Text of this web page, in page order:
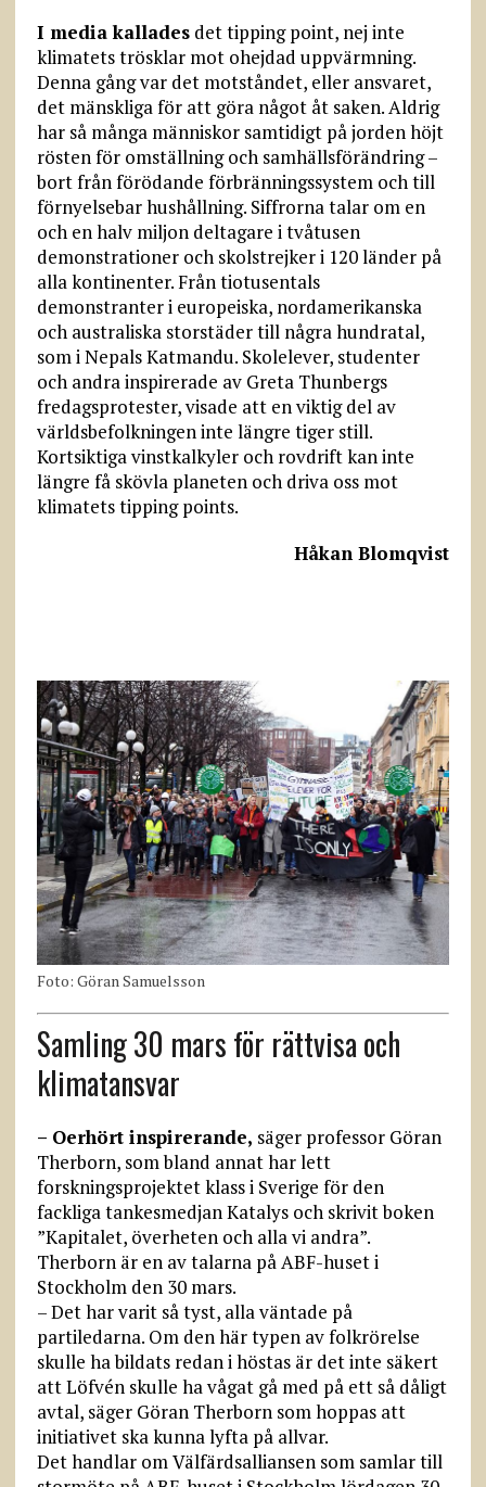
I media kalladesdet tipping point, nej inte
klimatets trösklar mot ohejdad uppvärmning.
Denna gång var det motståndet, eller ansvaret,
det mänskliga för att göra något åt saken. Aldrig
har så många människor samtidigt på jorden höjt
rösten för omställning och samhällsförändring –
bort från förödande förbränningssystem och till
förnyelsebar hushållning. Siffrorna talar om en
och en halv miljon deltagare i tvåtusen
demonstrationer och skolstrejker i 120 länder på
alla kontinenter. Från tiotusentals
demonstranter i europeiska, nordamerikanska
och australiska storstäder till några hundratal,
som i Nepals Katmandu. Skolelever, studenter
och andra inspirerade av Greta Thunbergs
fredagsprotester, visade att en viktig del av
världsbefolkningen inte längre tiger still.
Kortsiktiga vinstkalkyler och rovdrift kan inte
längre få skövla planeten och driva oss mot
klimatets tipping points.
Håkan Blomqvist
Foto: Göran Samuelsson
Samling 30 mars för rättvisa och
klimatansvar
– Oerhört inspirerande, säger professor Göran
Therborn, som bland annat har lett
forskningsprojektet klass i Sverige för den
fackliga tankesmedjan Katalys och skrivit boken
”Kapitalet, överheten och alla vi andra”.
Therborn är en av talarna på ABF-huset i
Stockholm den 30 mars.
– Det har varit så tyst, alla väntade på
partiledarna. Om den här typen av folkrörelse
skulle ha bildats redan i höstas är det inte säkert
att Löfvén skulle ha vågat gå med på ett så dåligt
avtal, säger Göran Therborn som hoppas att
initiativet ska kunna lyfta på allvar.
Det handlar om Välfärdsalliansen som samlar till